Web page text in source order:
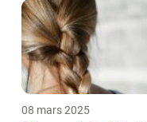
08 mars 2025